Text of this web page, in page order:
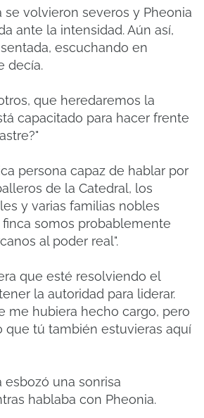
se volvieron severos y Pheonia
ante la intensidad. Aún así,
escuchando en
decía.
que heredaremos la
capacitado para hacer frente
persona capaz de hablar por
de la Catedral, los
y varias familias nobles
somos probablemente
al poder real".
que esté resolviendo el
la autoridad para liderar.
me hubiera hecho cargo, pero
que tú también estuvieras aquí
esbozó una sonrisa
hablaba con Pheonia.